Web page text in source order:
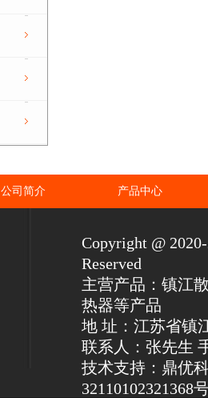
公司简介 产品中心
Copyright @
Reserved
主营产品：镇江
热器等产品
地 址：江苏省镇
联系人：张先生
技术支持：鼎优
32110102321368